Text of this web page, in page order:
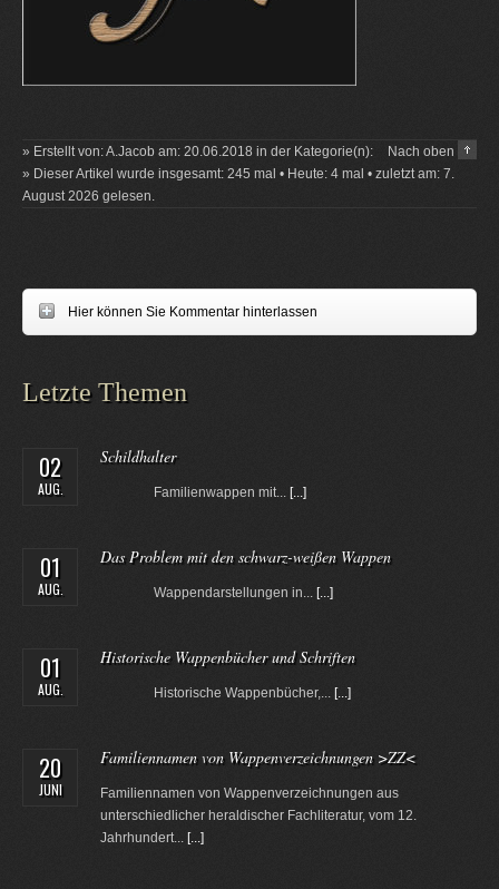
Nach oben
» Erstellt von: A.Jacob am: 20.06.2018 in der Kategorie(n):
» Dieser Artikel wurde insgesamt: 245 mal • Heute: 4 mal • zuletzt am: 7.
August 2026 gelesen.
Hier können Sie Kommentar hinterlassen
Letzte Themen
02
AUG.
Schildhalter
Familienwappen mit... [...]
01
AUG.
Das Problem mit den schwarz-weißen Wappen
Wappendarstellungen in... [...]
01
AUG.
Historische Wappenbücher und Schriften
Historische Wappenbücher,... [...]
20
JUNI
Familiennamen von Wappenverzeichnungen >ZZ<
Familiennamen von Wappenverzeichnungen aus
unterschiedlicher heraldischer Fachliteratur, vom 12.
Jahrhundert... [...]